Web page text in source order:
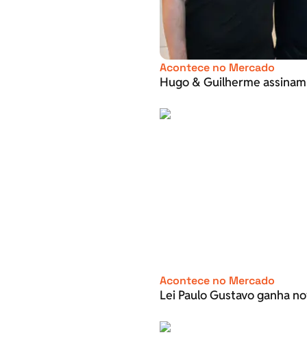
Acontece no Mercado
Hugo & Guilherme
Acontece no Mercado
Lei Paulo Gustavo ganha